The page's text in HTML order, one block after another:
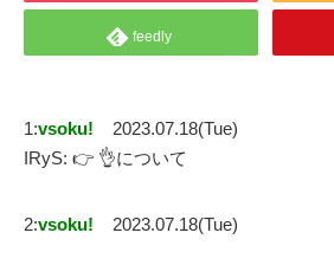
feedly
1:vsoku!
2023.07.18(Tue)
IRyS: 👉 👌について
2:vsoku! 2023.07.18(Tue)